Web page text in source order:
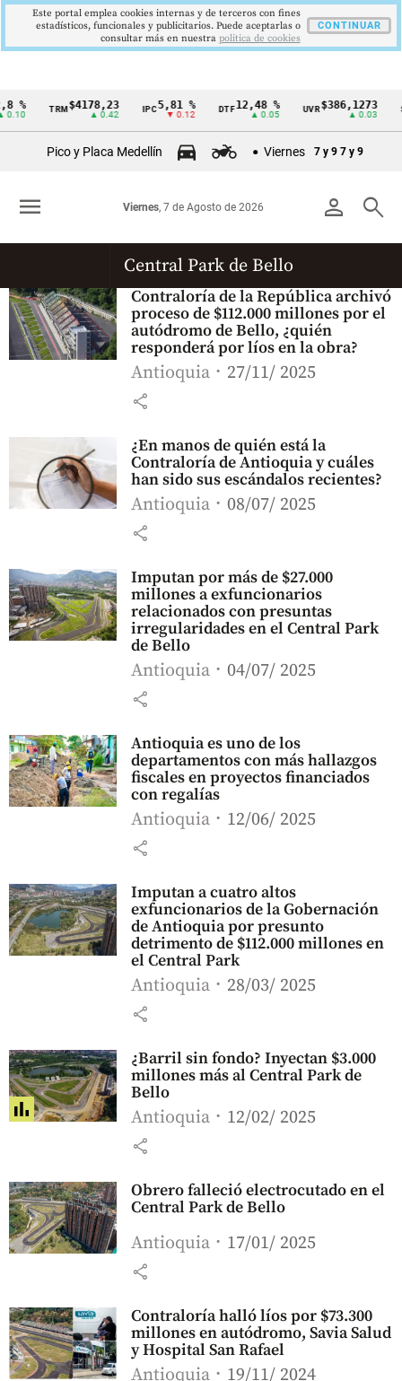
Cintillo
Colombia
% TRM$4178,23
▲ 0.42
IPC5,81 %
▼ 0.12
DTF12,48 %
▲ 0.05
UVR$386,1273
▲ 0.03
Pico y Placa Medellín Viernes 7 y 9 7 y 9
person search
Viernes, 7 de Agosto de 2026
menu
Central Park de Bello
Contraloría de la República archivó
proceso de $112.000 millones por el
autódromo de Bello, ¿quién
responderá por líos en la obra?
Antioquia 27/11/ 2025
share
¿En manos de quién está la
Contraloría de Antioquia y cuáles
han sido sus escándalos recientes?
Antioquia 08/07/ 2025
share
Imputan por más de $27.000
millones a exfuncionarios
relacionados con presuntas
irregularidades en el Central Park
de Bello
Antioquia 04/07/ 2025
share
Antioquia es uno de los
departamentos con más hallazgos
fiscales en proyectos financiados
con regalías
Antioquia 12/06/ 2025
share
Imputan a cuatro altos
exfuncionarios de la Gobernación
de Antioquia por presunto
detrimento de $112.000 millones en
el Central Park
Antioquia 28/03/ 2025
share
¿Barril sin fondo? Inyectan $3.000
millones más al Central Park de
Bello
Antioquia 12/02/ 2025
share
Obrero falleció electrocutado en el
Central Park de Bello
Antioquia 17/01/ 2025
share
Contraloría halló líos por $73.300
millones en autódromo, Savia Salud
y Hospital San Rafael
Antioquia 19/11/ 2024
Este portal emplea cookies internas y de terceros con fines
estadísticos, funcionales y publicitarios. Puede aceptarlas o
consultar más en nuestra politica de cookies
CONTINUAR